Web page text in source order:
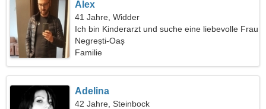
Alex
41 Jahre, Widder
Ich bin Kinderarzt und suche eine liebevolle Frau
Negrești-Oaș
Familie
Adelina
42 Jahre, Steinbock